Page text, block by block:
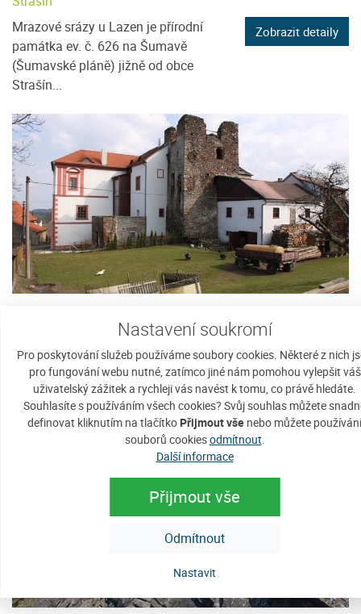
Nastavení soukromí
Pro poskytování služeb používáme soubory cookies. Některé z nich
pro fungování webu nutné, zatímco jiné nám pomohou vylepšit váš
uživatelský zážitek a rychleji vás navést k tomu, co právě hledáte.
Souhlasíte s používáním všech cookies? Svůj souhlas můžete
definovat kliknutím na tlačítko Přijmout vše nebo můžete používání
souborů cookiesodmítnout.
Další informace
Přijmout vše
Odmítnout
Nastavit
Mrazové srázy u Lazen je přírodní
památka ev. č. 626 na Šumavě
(Šumavské pláně) jižně od obce
Strašín...
Zobrazit detaily
Dobrš je starobylá vesnička, ležící v
severozápadní části Jihočeského
kraje, v okrese Strakonice a...
Zobrazit detaily